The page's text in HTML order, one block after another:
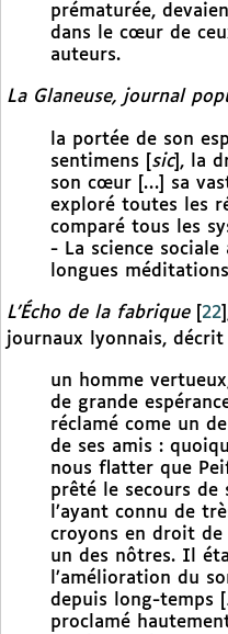
prématurée,
dans le cœur de
auteurs.
La Glaneuse, journal
la portée de son
sentimens [ sic], la
son cœur […] sa
exploré toutes les
comparé tous les
- La science sociale
longues
L’Écho de la fabrique[ 22
journaux lyonnais, décrit
un homme
de grande
réclamé come un
de ses amis :
nous flatter que
prêté le secours de
l’ayant connu de
croyons en droit de
un des nôtres. Il
l’amélioration du
depuis long-temps [
proclamé